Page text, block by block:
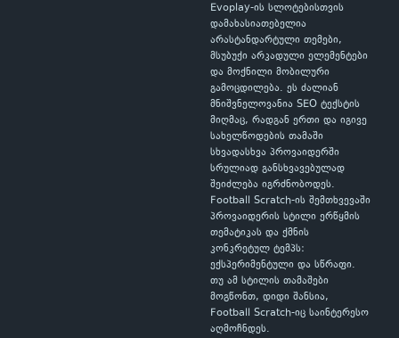
Evoplay-ის სლოტებისთვის
დამახასიათებელია
არასტანდარტული თემები,
მსუბუქი არკადული ელემენტები
და მოქნილი მობილური
გამოცდილება. ეს ძალიან
მნიშვნელოვანია SEO ტექსტის
მიღმაც, რადგან ერთი და იგივე
სახელწოდების თამაში
სხვადასხვა პროვაიდერში
სრულიად განსხვავებულად
შეიძლება იგრძნობოდეს.
Football Scratch-ის შემთხვევაში
პროვაიდერის სტილი ერწყმის
თემატიკას და ქმნის
კონკრეტულ ტემპს:
ექსპერიმენტული და სწრაფი.
თუ ამ სტილის თამაშები
მოგწონთ, დიდი შანსია,
Football Scratch-იც საინტერესო
აღმოჩნდეს.